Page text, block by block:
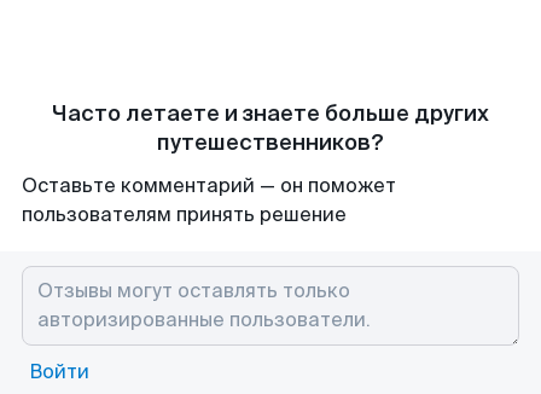
Часто летаете и знаете больше других
путешественников?
Оставьте комментарий — он поможет
пользователям принять решение
Войти